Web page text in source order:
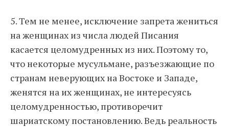
5. Тем не менее, исключение запрета жениться
на женщинах из числа людей Писания
касается целомудренных из них. Поэтому то,
что некоторые мусульмане, разъезжающие по
странам неверующих на Востоке и Западе,
женятся на их женщинах, не интересуясь
целомудренностью, противоречит
шариатскому постановлению. Ведь реальность